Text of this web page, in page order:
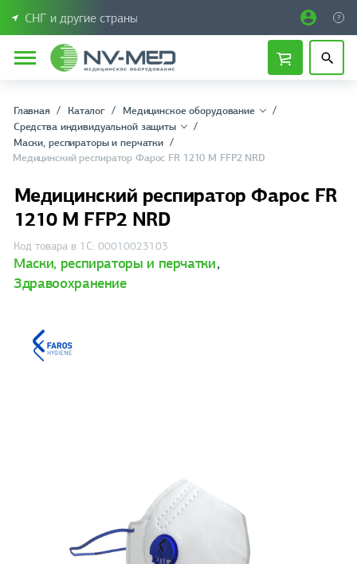
СНГ и другие страны
Главная Каталог
Медицинское оборудование
Средства индивидуальной защиты
Маски, рeспираторы и перчатки
Медицинский респиратор Фарос FR 1210 М FFP2 NRD
Медицинский респиратор Фарос FR
1210 М FFP2 NRD
Код товара в 1С: 00010023103
Маски, рeспираторы и перчатки,
Здравоохранение